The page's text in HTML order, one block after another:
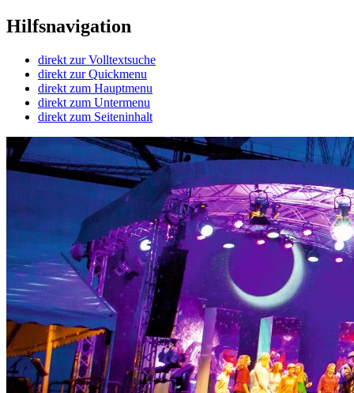
Hilfsnavigation
direkt zur Volltextsuche
direkt zur Quickmenu
direkt zum Hauptmenu
direkt zum Untermenu
direkt zum Seiteninhalt